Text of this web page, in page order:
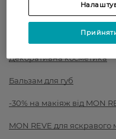
Косметика для губ
Декоративна косметика
Бальзам для губ
-30% на макіяж від MON
MON REVE для яскравого